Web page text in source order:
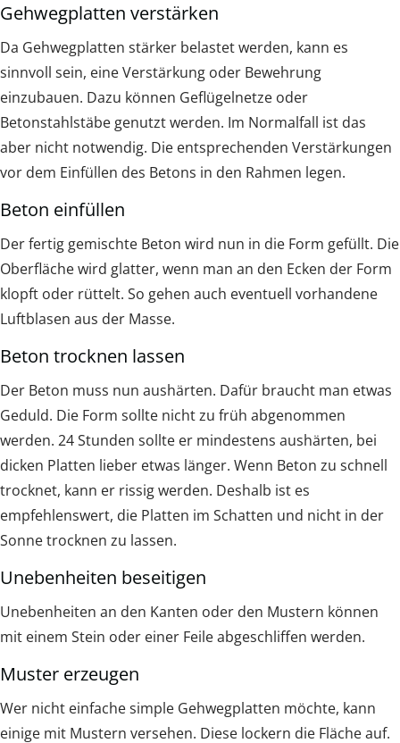
Gehwegplatten verstärken
Da Gehwegplatten stärker belastet werden, kann es
sinnvoll sein, eine Verstärkung oder Bewehrung
einzubauen. Dazu können Geflügelnetze oder
Betonstahlstäbe genutzt werden. Im Normalfall ist das
aber nicht notwendig. Die entsprechenden Verstärkungen
vor dem Einfüllen des Betons in den Rahmen legen.
Beton einfüllen
Der fertig gemischte Beton wird nun in die Form gefüllt. Die
Oberfläche wird glatter, wenn man an den Ecken der Form
klopft oder rüttelt. So gehen auch eventuell vorhandene
Luftblasen aus der Masse.
Beton trocknen lassen
Der Beton muss nun aushärten. Dafür braucht man etwas
Geduld. Die Form sollte nicht zu früh abgenommen
werden. 24 Stunden sollte er mindestens aushärten, bei
dicken Platten lieber etwas länger. Wenn Beton zu schnell
trocknet, kann er rissig werden. Deshalb ist es
empfehlenswert, die Platten im Schatten und nicht in der
Sonne trocknen zu lassen.
Unebenheiten beseitigen
Unebenheiten an den Kanten oder den Mustern können
mit einem Stein oder einer Feile abgeschliffen werden.
Muster erzeugen
Wer nicht einfache simple Gehwegplatten möchte, kann
einige mit Mustern versehen. Diese lockern die Fläche auf.